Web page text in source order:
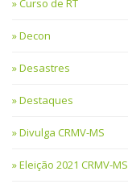
Curso de RT
Decon
Desastres
Destaques
Divulga CRMV-MS
Eleição 2021 CRMV-MS